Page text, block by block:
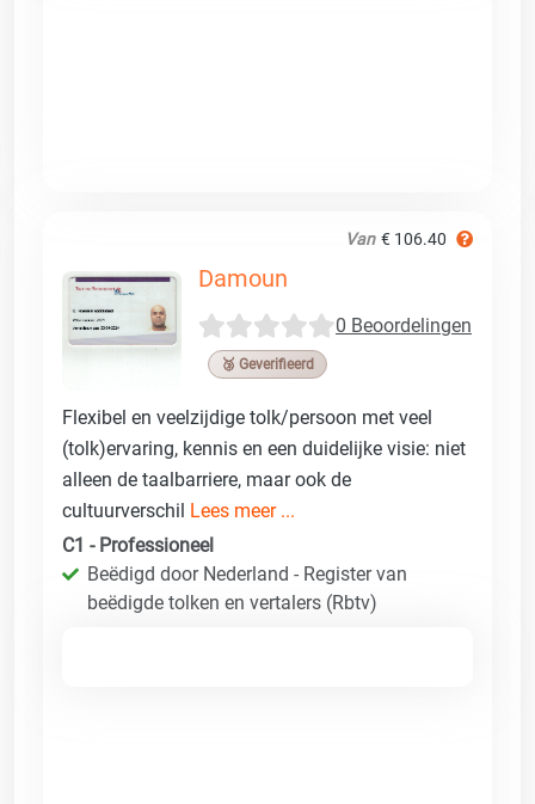
Van € 106.40
Damoun
0 Beoordelingen
🥉 Geverifieerd
Flexibel en veelzijdige tolk/persoon met veel
(tolk)ervaring, kennis en een duidelijke visie: niet
alleen de taalbarriere, maar ook de
cultuurverschil Lees meer ...
C1 - Professioneel
Beëdigd door Nederland - Register van
beëdigde tolken en vertalers (Rbtv)